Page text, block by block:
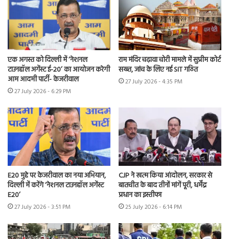
एक अगस्त को दिल्ली में ‘नेशनल
टाउनहॉल अगेंस्ट ई-20’ का आयोजन करेगी
आम आदमी पार्टी- केजरीवाल
27 July 2026 - 6:29 PM
राम मंदिर चढ़ावा चोरी मामले में सुप्रीम कोर्ट
सख्त, जांच के लिए नई SIT गठित
27 July 2026 - 4:35 PM
E20 मुद्दे पर केजरीवाल का नया अभियान,
दिल्ली में करेंगे ‘नेशनल टाउनहॉल अगेंस्ट
E20’
27 July 2026 - 3:51 PM
CJP ने खत्म किया आंदोलन, सरकार से
बातचीत के बाद तीनों मांगें पूरी, धर्मेंद्र
प्रधान का इस्तीफा
25 July 2026 - 6:14 PM